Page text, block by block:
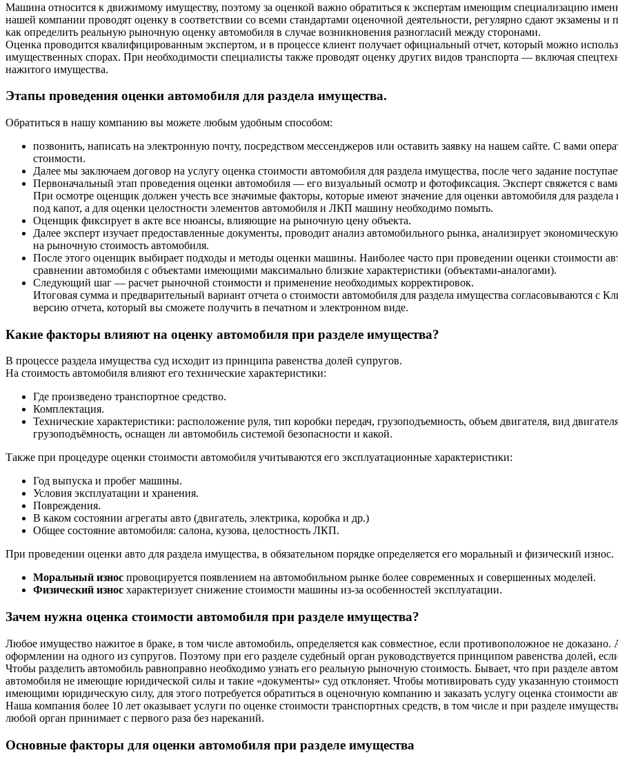
Машина относится к движимому имуществу, поэтому за оценкой важно обратиться к экспертам имеющим специализацию
нашей компании проводят оценку в соответствии со всеми стандартами оценочной деятельности, регулярно сдают
как определить реальную рыночную оценку автомобиля в случае возникновения разногласий между сторонами.
Оценка проводится квалифицированным экспертом, и в процессе клиент получает официальный отчет, который можно
имущественных спорах. При необходимости специалисты также проводят оценку других видов транспорта — включая
нажитого имущества.
Этапы проведения оценки автомобиля для раздела имущества.
Обратиться в нашу компанию вы можете любым удобным способом:
позвонить, написать на электронную почту, посредством мессенджеров или оставить заявку на нашем сайте. С вами
стоимости.
Далее мы заключаем договор на услугу оценка стоимости автомобиля для раздела имущества, после чего задание
Первоначальный этап проведения оценки автомобиля — его визуальный осмотр и фотофиксация. Эксперт свяжется с
При осмотре оценщик должен учесть все значимые факторы, которые имеют значение для оценки автомобиля для
под капот, а для оценки целостности элементов автомобиля и ЛКП машину необходимо помыть.
Оценщик фиксирует в акте все нюансы, влияющие на рыночную цену объекта.
Далее эксперт изучает предоставленные документы, проводит анализ автомобильного рынка, анализирует
на рыночную стоимость автомобиля.
После этого оценщик выбирает подходы и методы оценки машины. Наиболее часто при проведении оценки стоимости
сравнении автомобиля с объектами имеющими максимально близкие характеристики (объектами-аналогами).
Следующий шаг — расчет рыночной стоимости и применение необходимых корректировок.
Итоговая сумма и предварительный вариант отчета о стоимости автомобиля для раздела имущества согласовываются с
версию отчета, который вы сможете получить в печатном и электронном виде.
Какие факторы влияют на оценку автомобиля при разделе имущества?
В процессе раздела имущества суд исходит из принципа равенства долей супругов.
На стоимость автомобиля влияют его технические характеристики:
Где произведено транспортное средство.
Комплектация.
Технические характеристики: расположение руля, тип коробки передач, грузоподъемность, объем двигателя, вид
грузоподъёмность, оснащен ли автомобиль системой безопасности и какой.
Также при процедуре оценки стоимости автомобиля учитываются его эксплуатационные характеристики:
Год выпуска и пробег машины.
Условия эксплуатации и хранения.
Повреждения.
В каком состоянии агрегаты авто (двигатель, электрика, коробка и др.)
Общее состояние автомобиля: салона, кузова, целостность ЛКП.
При проведении оценки авто для раздела имущества, в обязательном порядке определяется его моральный и физический износ.
Моральный износ провоцируется появлением на автомобильном рынке более современных и совершенных моделей.
Физический износ характеризует снижение стоимости машины из-за особенностей эксплуатации.
Зачем нужна оценка стоимости автомобиля при разделе имущества?
Любое имущество нажитое в браке, в том числе автомобиль, определяется как совместное, если противоположное не
оформлении на одного из супругов. Поэтому при его разделе судебный орган руководствуется принципом равенства долей,
Чтобы разделить автомобиль равноправно необходимо узнать его реальную рыночную стоимость. Бывает, что при разделе
автомобиля не имеющие юридической силы и такие «документы» суд отклоняет. Чтобы мотивировать суду указанную
имеющими юридическую силу, для этого потребуется обратиться в оценочную компанию и заказать услугу оценка стоимости
Наша компания более 10 лет оказывает услуги по оценке стоимости транспортных средств, в том числе и при разделе
любой орган принимает с первого раза без нареканий.
Основные факторы для оценки автомобиля при разделе имущества